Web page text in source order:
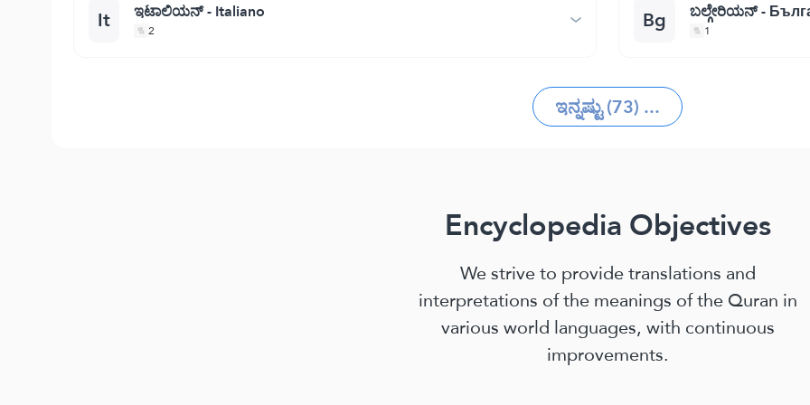
It ಇಟಾಲಿಯನ್ - Italiano
2 Bg ಬಲ್ಗೇರಿಯನ್ -
1
ಇನ್ನಷ್ಟು (73) ...
Encyclopedia Objectives
We strive to provide translations and
interpretations of the meanings of the Quran in
various world languages, with continuous
improvements.